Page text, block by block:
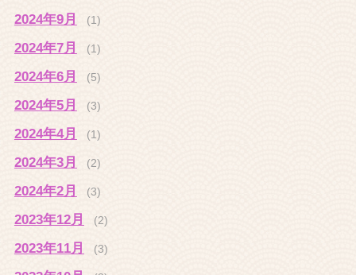
2024年9月 (1)
2024年7月 (1)
2024年6月 (5)
2024年5月 (3)
2024年4月 (1)
2024年3月 (2)
2024年2月 (3)
2023年12月 (2)
2023年11月 (3)